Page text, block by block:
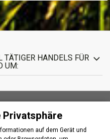
TÄTIGER HANDELS FÜR
UM:
Privatsphäre
auf dem Gerät und